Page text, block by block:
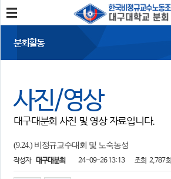
분회소개
분회활동
공지사항
사진/영상
정보와 소식
분회활동
사진/영상
대구대분회 사진 및 영상 자료입니다.
(9.24.) 비정규교수대회 및 노숙농성
작성자 대구대분회 24-09-26 13:13 조회 2,787회